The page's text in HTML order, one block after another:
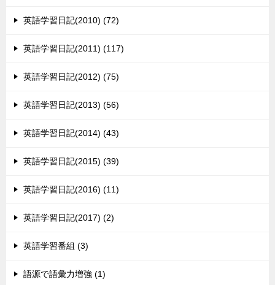
英語学習日記(2010) (72)
英語学習日記(2011) (117)
英語学習日記(2012) (75)
英語学習日記(2013) (56)
英語学習日記(2014) (43)
英語学習日記(2015) (39)
英語学習日記(2016) (11)
英語学習日記(2017) (2)
英語学習番組 (3)
語源で語彙力増強 (1)